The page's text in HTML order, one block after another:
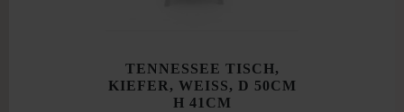
TENNESSEE TISCH,
KIEFER, WEISS, D 50CM
H 41CM